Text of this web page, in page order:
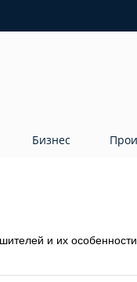
Бизнес
и их особенности